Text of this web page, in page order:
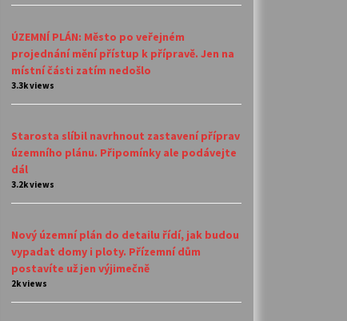
ÚZEMNÍ PLÁN: Město po veřejném
projednání mění přístup k přípravě. Jen na
místní části zatím nedošlo
3.3k views
Starosta slíbil navrhnout zastavení příprav
územního plánu. Připomínky ale podávejte
dál
3.2k views
Nový územní plán do detailu řídí, jak budou
vypadat domy i ploty. Přízemní dům
postavíte už jen výjimečně
2k views